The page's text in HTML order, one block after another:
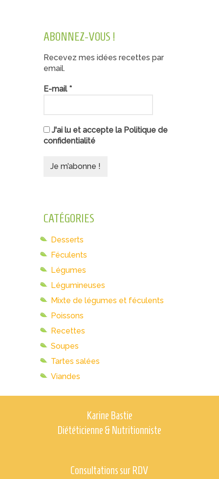
ABONNEZ-VOUS !
Recevez mes idées recettes par
email.
E-mail *
J'ai lu et accepte la Politique de
confidentialité
CATÉGORIES
Desserts
Féculents
Légumes
Légumineuses
Mixte de légumes et féculents
Poissons
Recettes
Soupes
Tartes salées
Viandes
Karine Bastie
Diététicienne & Nutritionniste
Consultations sur RDV